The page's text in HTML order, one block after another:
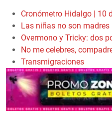
Cronómetro Hidalgo | 10
Las niñas no son madres
Overmono y Tricky: dos
No me celebres,
Transmigraciones